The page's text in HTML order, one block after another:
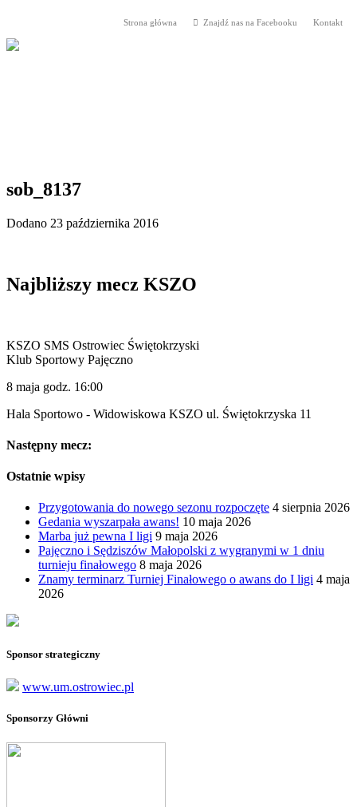
Strona główna Znajdź nas na Facebooku Kontakt
sob_8137
Dodano 23 października 2016
Najbliższy mecz KSZO
KSZO SMS Ostrowiec Świętokrzyski
Klub Sportowy Pajęczno
8 maja godz. 16:00
Hala Sportowo - Widowiskowa KSZO ul. Świętokrzyska 11
Następny mecz:
Ostatnie wpisy
Przygotowania do nowego sezonu rozpoczęte 4 sierpnia 2026
Gedania wyszarpała awans! 10 maja 2026
Marba już pewna I ligi 9 maja 2026
Pajęczno i Sędziszów Małopolski z wygranymi w 1 dniu
turnieju finałowego 8 maja 2026
Znamy terminarz Turniej Finałowego o awans do I ligi 4 maja
2026
Sponsor strategiczny
www.um.ostrowiec.pl
Sponsorzy Główni